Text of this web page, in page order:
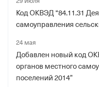
Дата регистрации
18 февраля 2000
Код ОКВЭД “84.11.31
самоуправления
24 мая
Добавлен новый код
органов местного
поселений 2014”